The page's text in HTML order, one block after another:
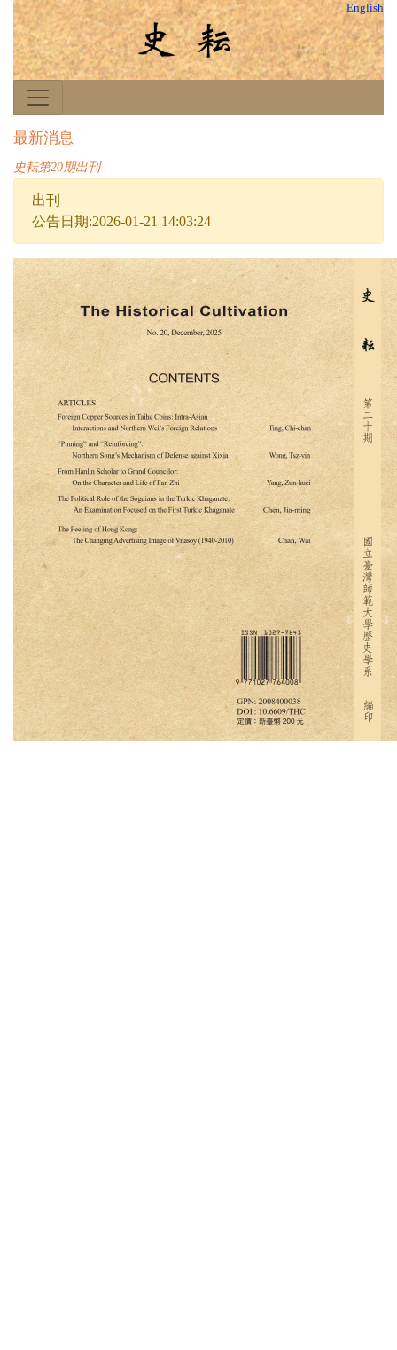
English
最新消息
史耘第20期出刊
出刊
公告日期:2026-01-21 14:03:24